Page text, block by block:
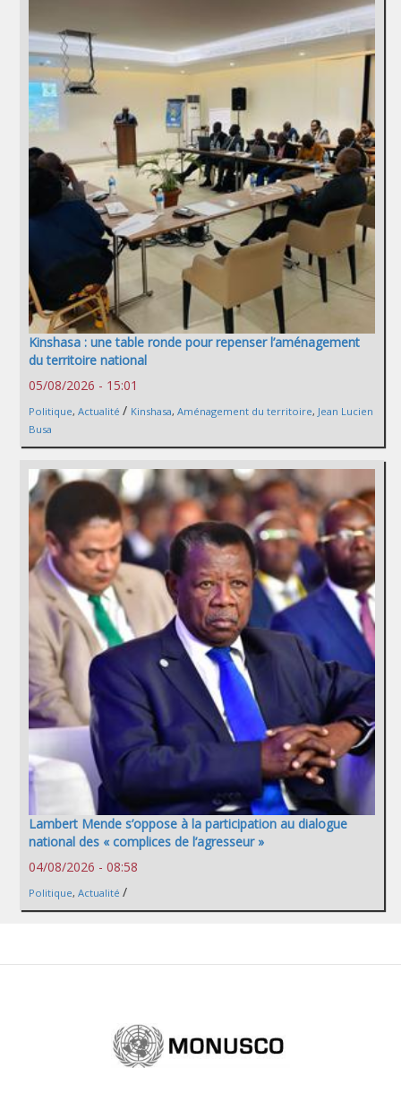
Kinshasa : une table ronde pour repenser l’aménagement
du territoire national
05/08/2026 - 15:01
Politique, Actualité / Kinshasa, Aménagement du territoire, Jean Lucien
Busa
Lambert Mende s’oppose à la participation au dialogue
national des « complices de l’agresseur »
04/08/2026 - 08:58
Politique, Actualité /